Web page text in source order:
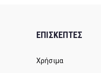
ΕΠΙΣΚΕΠΤΕΣ
Χρήσιμα